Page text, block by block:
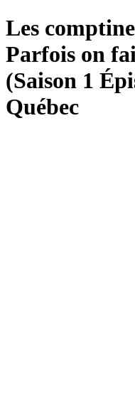
Les
Parfois on
(Saison 1
Québec